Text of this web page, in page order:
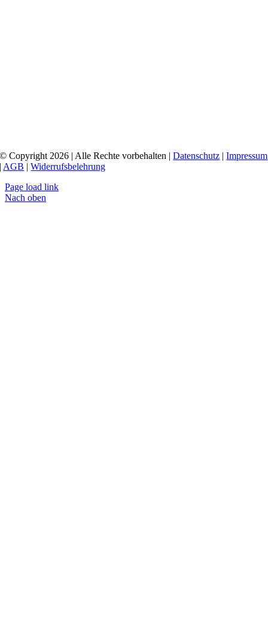
© Copyright 2026 | Alle Rechte vorbehalten |Datenschutz |Impressum
| AGB |Widerrufsbelehrung
Page load link
Nach oben